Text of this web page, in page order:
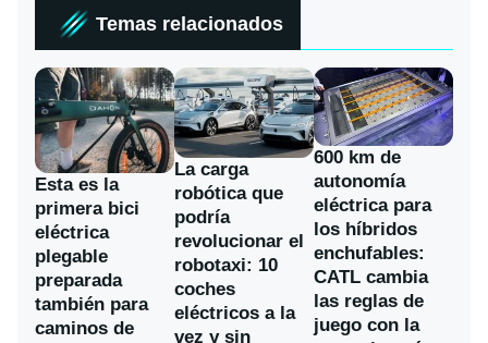
Temas relacionados
Esta es la
primera bici
eléctrica
plegable
preparada
también para
caminos de
La carga
robótica que
podría
revolucionar el
robotaxi: 10
coches
eléctricos a la
vez y sin
600 km de
autonomía
eléctrica para
los híbridos
enchufables:
CATL cambia
las reglas de
juego con la